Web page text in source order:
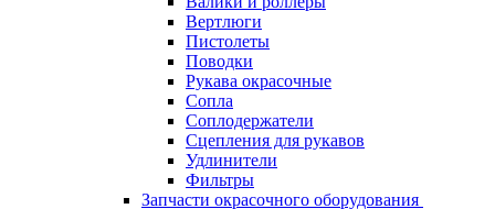
Вертлюги
Пистолеты
Поводки
Рукава окрасочные
Сопла
Соплодержатели
Сцепления для рукавов
Удлинители
Фильтры
Запчасти окрасочного оборудования